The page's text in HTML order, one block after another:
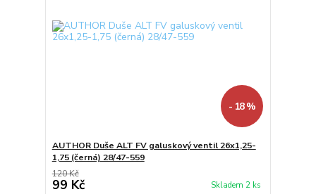
- 18 %
AUTHOR Duše ALT FV galuskový ventil 26x1,25-
1,75 (černá) 28/47-559
120 Kč
99 Kč Skladem 2 ks